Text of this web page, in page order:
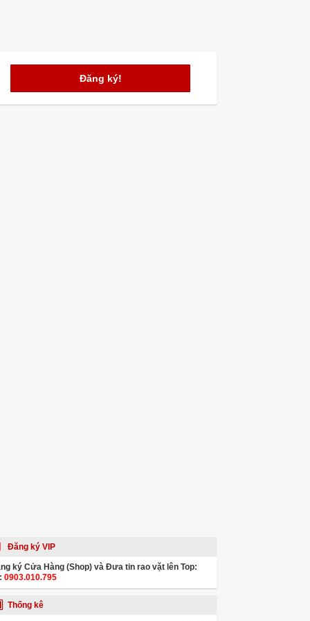
Đăng ký!
Đăng ký VIP
ký Cửa Hàng (Shop) và Đưa tin rao vặt lên Top:
0903.010.795
Thống kê